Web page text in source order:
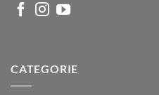
CATEGORIE